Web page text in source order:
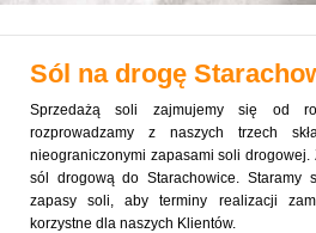
Sól na drogę
Sprzedażą soli zajmujemy się od
rozprowadzamy z naszych trzech
nieograniczonymi zapasami soli drogowej.
sól drogową do Starachowice. Staramy
zapasy soli, aby terminy realizacji
korzystne dla naszych Klientów.